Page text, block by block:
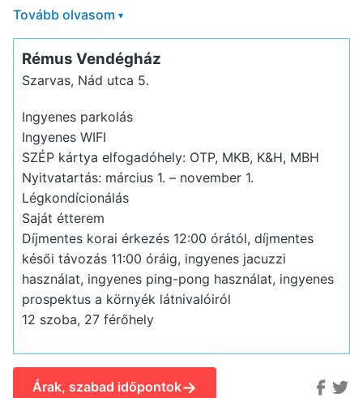
Tovább olvasom ▾
Rémus Vendégház
Szarvas, Nád utca 5.
Ingyenes parkolás
Ingyenes WIFI
SZÉP kártya elfogadóhely: OTP, MKB, K&H, MBH
Nyitvatartás: március 1. – november 1.
Légkondícionálás
Saját étterem
Díjmentes korai érkezés 12:00 órától, díjmentes
késői távozás 11:00 óráig, ingyenes jacuzzi
használat, ingyenes ping-pong használat, ingyenes
prospektus a környék látnivalóiról
12 szoba, 27 férőhely
Árak, szabad időpontok→